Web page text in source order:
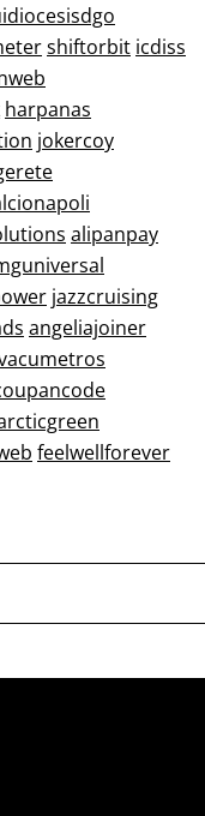
shiftorbit icdiss
harpanas
jokercoy
alipanpay
jazzcruising
angeliajoiner
feelwellforever